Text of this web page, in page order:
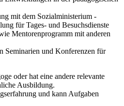
mit dem Sozialministerium -
für Tages- und Besuchsdienste
Mentorenprogramm mit anderen
Seminarien und Konferenzen für
oder hat eine andere relevante
Ausbildung.
und kann Aufgaben